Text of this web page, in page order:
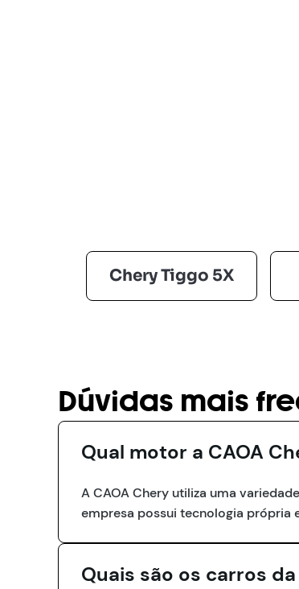
Chery Tiggo 5X
Dúvidas mais
Qual motor a CAOA
A CAOA Chery utiliza uma
empresa possui tecnologia própria
Quais são os carros